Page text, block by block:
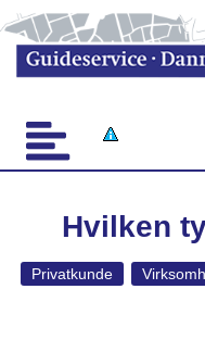
Hvilken
Privatkunde